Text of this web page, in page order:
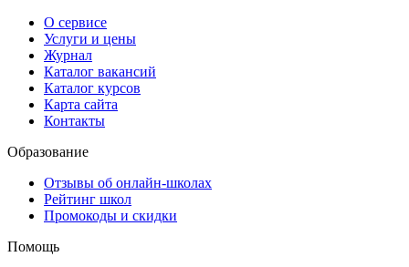
О сервисе
Услуги и цены
Журнал
Каталог вакансий
Каталог курсов
Карта сайта
Контакты
Образование
Отзывы об онлайн-школах
Рейтинг школ
Промокоды и скидки
Помощь